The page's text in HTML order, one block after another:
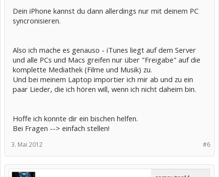
Dein iPhone kannst du dann allerdings nur mit deinem PC
syncronisieren.
Also ich mache es genauso - iTunes liegt auf dem Server
und alle PCs und Macs greifen nur über "Freigabe" auf die
komplette Mediathek (Filme und Musik) zu.
Und bei meinem Laptop importier ich mir ab und zu ein
paar Lieder, die ich hören will, wenn ich nicht daheim bin.
Hoffe ich konnte dir ein bischen helfen.
Bei Fragen --> einfach stellen!
#6
3. Mai 2012